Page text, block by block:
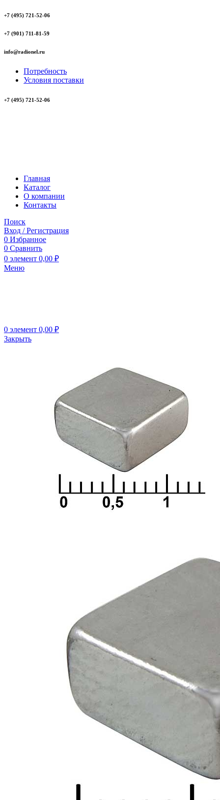
+7 (495) 721-52-06
+7 (901) 711-81-59
info@radionel.ru
Потребность
Условия поставки
+7 (495) 721-52-06
Главная
Каталог
О компании
Контакты
Поиск
Вход / Регистрация
0 Избранное
0 Сравнить
0 элемент 0,00 ₽
Меню
0 элемент 0,00 ₽
Закрыть